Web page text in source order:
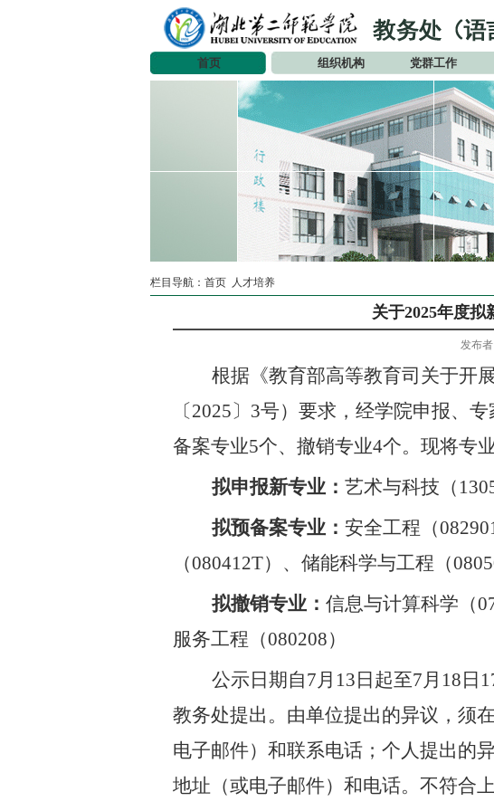
首页 组织机构 党群工作
栏目导航： 首页 人才培养
关于2025年度
发布
根据《教育部高等教育司关于开
〔2025〕 3号）要求，经学院申报、专
备案专业5个、撤销专业4个。现将专
拟申报新专业：艺术与科技（
拟预备案专业：安全工程（
（080412T）、储能科学与工程（
拟撤销专业：信息与计算科学（
服务工程（080208）
公示日期自7月 13 日起至7月 18 日
教务处提出。由单位提出的异议，须
电子邮件）和联系电话；个人提出的
地址（或电子邮件）和电话。不符合